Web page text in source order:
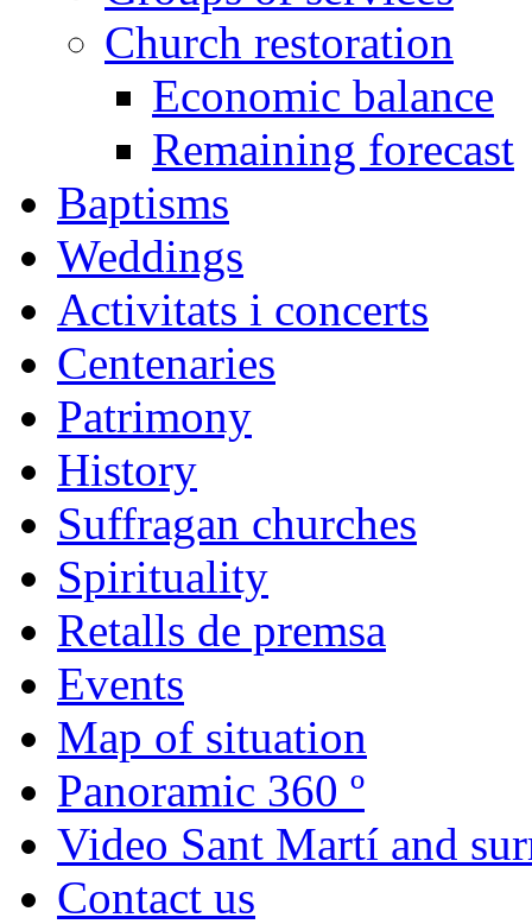
Church restoration
Economic balance
Remaining forecast
Baptisms
Weddings
Activitats i concerts
Centenaries
Patrimony
History
Suffragan churches
Spirituality
Retalls de premsa
Events
Map of situation
Panoramic 360 º
Video Sant Martí and
Contact us